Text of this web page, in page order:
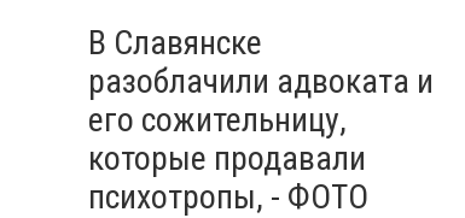
В Славянске
разоблачили адвоката и
его сожительницу,
которые продавали
психотропы, - ФОТО